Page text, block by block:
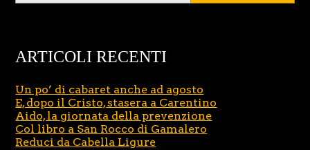
ARTICOLI RECENTI
Un po’ di cabaret anche ad agosto
E, dopo il Cristo, stasera a Carentino
Aido, la giornata della prevenzione
Col libro a San Rocco di Gamalero
Reduci da Cabella Ligure